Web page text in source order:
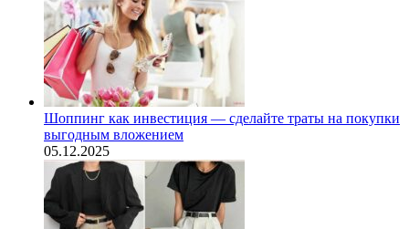
Шоппинг как инвестиция — сделайте траты на покупки
выгодным вложением
05.12.2025